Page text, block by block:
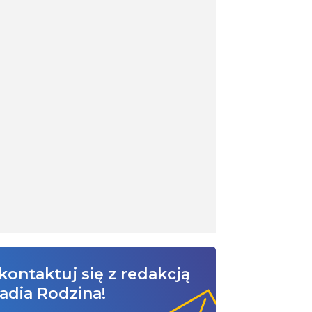
się z redakcją
Rodzina!